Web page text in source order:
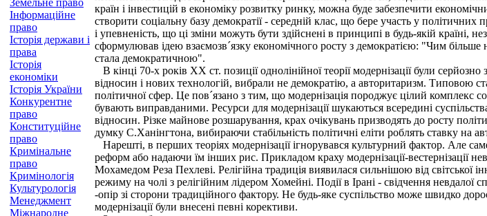
Земельне право
Інформаційне
право
Історія держави і
права
Історія
економіки
Історія України
Конкурентне
право
Конституційне
право
Кримінальне
право
Кримінологія
Культурологія
Менеджмент
Міжнародне
країн і інвестицій в економіку розвитку ринку, можна буде забезпечити
створити соціальну базу демократії - середній клас, що бере участь у
і упевненість, що ці зміни можуть бути здійснені в принципі в будь-якій країні,
сформулював ідею взаємозв´язку економічного росту з демократією: "Чим
стала демократичною".
В кінці 70-х років XX ст. позиції однолінійної теорії модернізації були
відносин і нових технологій, вибрали не демократію, а авторитаризм. Типовою
політичної сфер. Це пов´язано з тим, що модернізація породжує цілий комплекс
бувають виправданими. Ресурси для модернізації шукаються всередині
відносин. Різке майнове розшарування, крах очікувань призводять до росту
думку С.Ханінгтона, вибираючи стабільність політичні еліти роблять ставку на
Нарешті, в перших теоріях модернізації ігнорувався культурний фактор. Але
реформ або надаючи їм інших рис. Прикладом краху модернізації-вестернізації
Мохамедом Реза Пехлеві. Релігійна традиція виявилася сильнішою від світської
режиму на чолі з релігійним лідером Хомейні. Події в Ірані - свідчення невдалої
-опір зі сторони традиційного фактору. Не будь-яке суспільство може швидко
модернізації були внесені певні корективи.